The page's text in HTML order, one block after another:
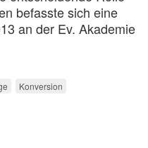
befasste sich eine
an der Ev. Akademie
Konversion